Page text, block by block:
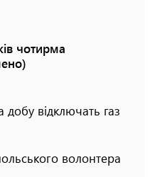
чотирма
добу відключать газ
волонтера